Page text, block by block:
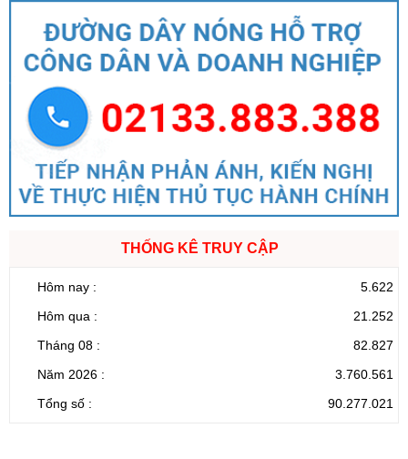
THỐNG KÊ TRUY CẬP
Hôm nay :
5.622
Hôm qua :
21.252
Tháng 08 :
82.827
Năm 2026 :
3.760.561
Tổng số :
90.277.021